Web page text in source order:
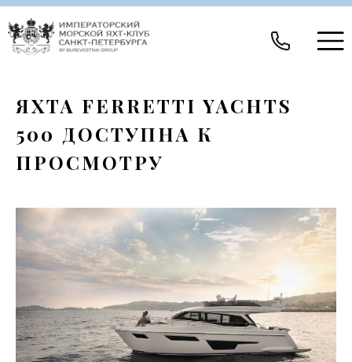
ЯХТА FERRETTI YACHTS
500 ДОСТУПНА К
ПРОСМОТРУ